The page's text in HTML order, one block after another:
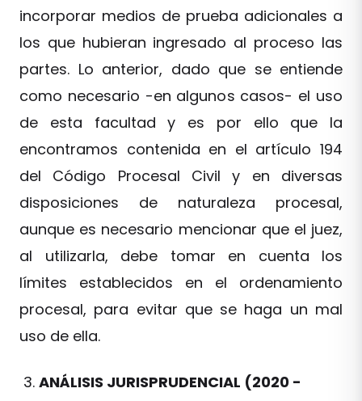
incorporar medios de prueba adicionales a
los que hubieran ingresado al proceso las
partes. Lo anterior, dado que se entiende
como necesario -en algunos casos- el uso
de esta facultad y es por ello que la
encontramos contenida en el artículo 194
del Código Procesal Civil y en diversas
disposiciones de naturaleza procesal,
aunque es necesario mencionar que el juez,
al utilizarla, debe tomar en cuenta los
límites establecidos en el ordenamiento
procesal, para evitar que se haga un mal
uso de ella.
ANÁLISIS JURISPRUDENCIAL (2020 -